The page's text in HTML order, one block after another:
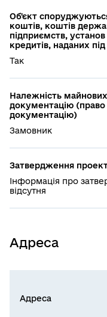
Об'єкт
коштів, коштів
підприємств, установ
кредитів, наданих
Так
Належність
документацію
документацію)
Замовник
Затвердження
Інформація про
відсутня
Адреса
Адреса